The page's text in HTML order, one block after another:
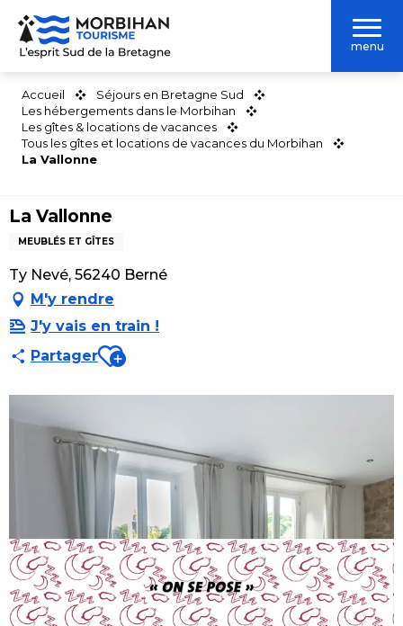
Aller
contenu
menu
Accueil
Séjours en Bretagne Sud
Les hébergements dans le Morbihan
Les gîtes & locations de vacances
Tous les gîtes et locations de vacances du Morbihan
La Vallonne
La Vallonne
MEUBLÉS ET GÎTES
Ty Nevé, 56240 Berné
M'y rendre
J'y vais en train !
PartagerAjouter aux favoris